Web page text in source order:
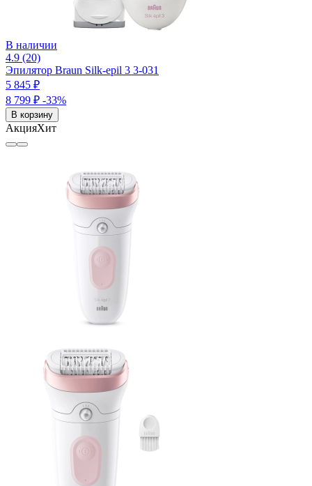
В наличии
4.9 (20)
Эпилятор Braun Silk-epil 3 3-031
5 845 ₽
8 799 ₽ -33%
В корзину
АкцияХит